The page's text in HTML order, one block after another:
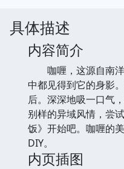
具体描述
内容简介
咖喱，这源自南洋
中都见得到它的身影
后。深深地吸一口气
别样的异域风情，尝
饭》开始吧。咖喱的
DIY。
内页插图